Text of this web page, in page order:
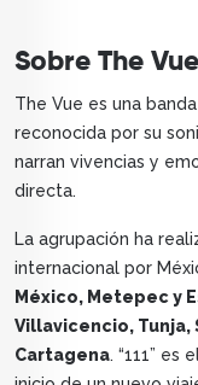
Sobre The Vue
The Vue es una
reconocida por su
narran vivencias y
directa.
La agrupación ha
internacional por
México, Metepec y
Villavicencio, Tunja,
Cartagena. “111”